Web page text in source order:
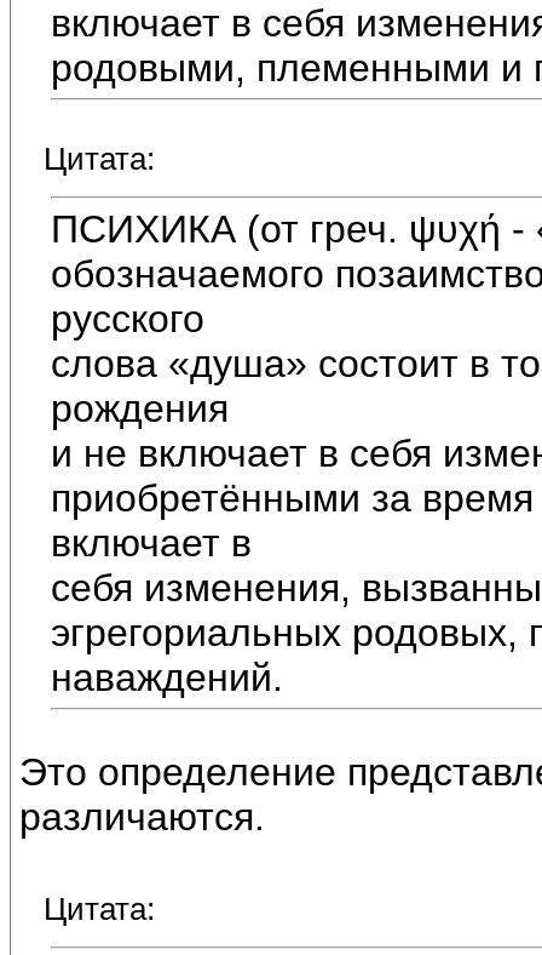
включает в себя
родовыми, племенными и
Цитата:
ПСИХИКА (от греч. ψυχή -
обозначаемого
русского
слова «душа» состоит в
рождения
и не включает в себя
приобретёнными за
включает в
себя изменения,
эгрегориальных родовых,
наваждений.
Это определение
различаются.
Цитата: